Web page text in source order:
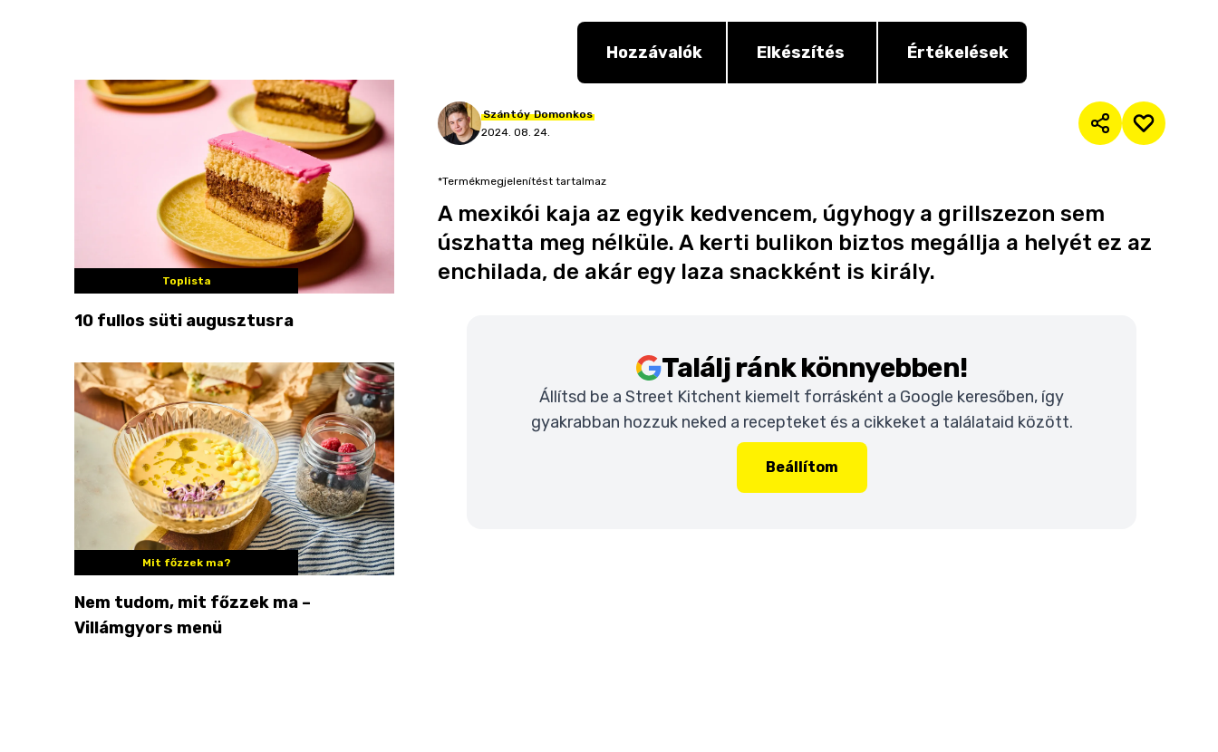
Toplista
10 fullos süti augusztusra
Mit főzzek ma?
Nem tudom, mit főzzek ma –
Villámgyors menü
Hozzávalók Elkészítés Értékelések
Szántóy Domonkos
2024. 08. 24.
*Termékmegjelenítést tartalmaz
A mexikói kaja az egyik kedvencem, úgyhogy a grillszezon sem
úszhatta meg nélküle. A kerti bulikon biztos megállja a helyét ez az
enchilada, de akár egy laza snackként is király.
Találj ránk könnyebben!
Állítsd be a Street Kitchent kiemelt forrásként a Google keresőben, így
gyakrabban hozzuk neked a recepteket és a cikkeket a találataid között.
Beállítom